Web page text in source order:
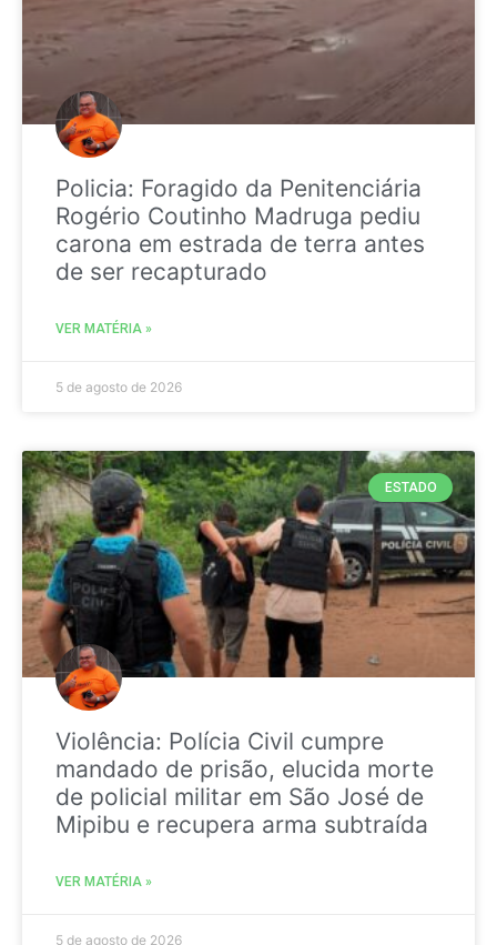
Policia: Foragido da Penitenciária
Rogério Coutinho Madruga pediu
carona em estrada de terra antes
de ser recapturado
VER MATÉRIA »
5 de agosto de 2026
ESTADO
Violência: Polícia Civil cumpre
mandado de prisão, elucida morte
de policial militar em São José de
Mipibu e recupera arma subtraída
VER MATÉRIA »
5 de agosto de 2026